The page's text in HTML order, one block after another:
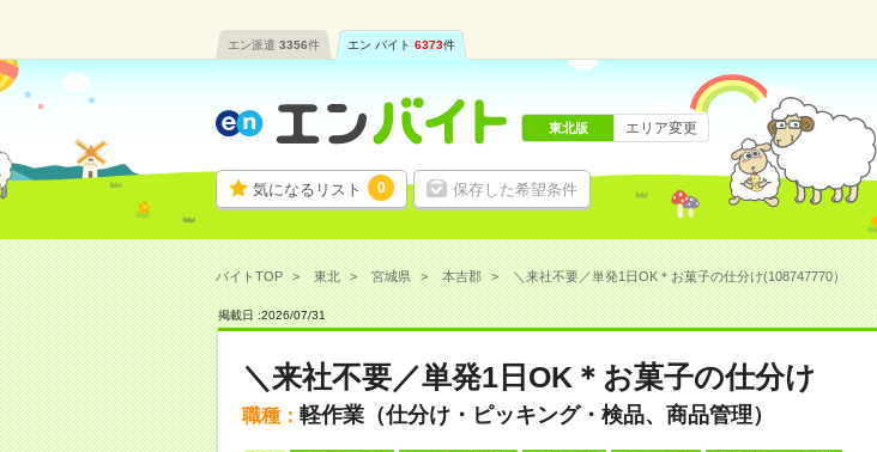
エン派遣 3356件 エン バイト 6373件
気になるリスト 0 保存した希望条件
東北版 エリア変更
バイトTOP 東北 宮城県 本吉郡 ＼来社不要／単発1日OK＊お菓子の仕分け(108747770）
掲載日 :2026/07/31
＼来社不要／単発1日OK＊お菓子の仕分け
職種： 軽作業（仕分け・ピッキング・検品、商品管理）